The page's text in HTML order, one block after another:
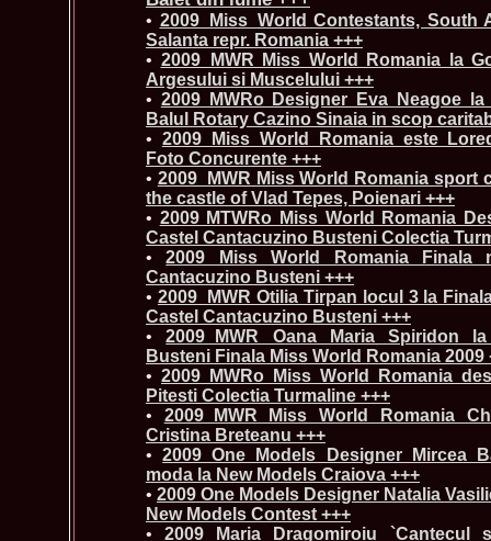
• 2009_Miss_World Contestants, South
Salanta repr. Romania +++
• 2009_MWR Miss World Romania la
Argesului si Muscelului +++
• 2009 MWRo Designer Eva Neagoe
Balul Rotary Cazino Sinaia in scop
• 2009_Miss_World Romania este
Foto Concurente +++
• 2009_MWR Miss World Romania sport
the castle of Vlad Tepes, Poienari +++
• 2009 MTWRo Miss World Romania
Castel Cantacuzino Busteni Colectia
•2009 Miss World Romania Finala
Cantacuzino Busteni +++
• 2009_MWR Otilia Tirpan locul 3 la
Castel Cantacuzino Busteni +++
•2009_MWR Oana Maria Spiridon
Busteni Finala Miss World Romania 2009
• 2009 MWRo Miss World Romania
Pitesti Colectia Turmaline +++
• 2009_MWR Miss World Romania
Cristina Breteanu +++
•2009 One Models Designer Mircea
moda la New Models Craiova +++
• 2009 One Models Designer Natalia
New Models Contest +++
•2009 Maria Dragomiroiu `Cantecul